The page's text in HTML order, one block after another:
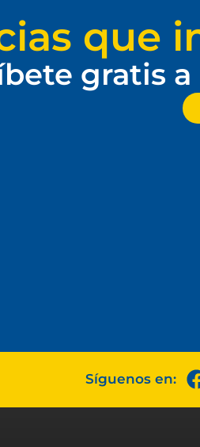
que
gratis
Síguenos en: